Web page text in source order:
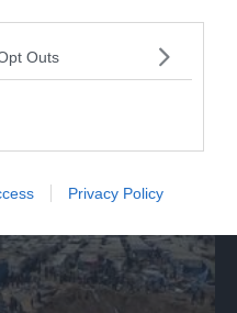
Outs
Privacy Policy
di negoziazione